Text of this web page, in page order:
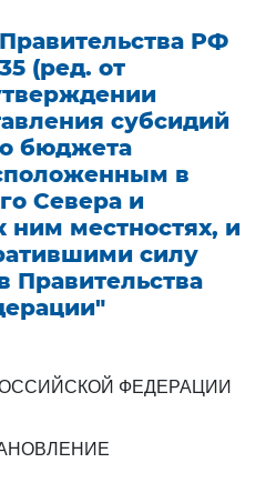
РФ
(ред. от
субсидий
бюджета
в
Севера и
ним местностях, и
силу
Правительства
ФЕДЕРАЦИИ